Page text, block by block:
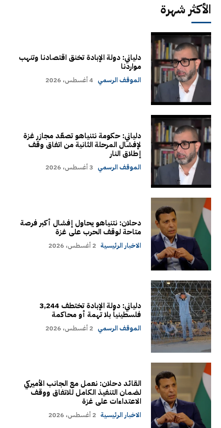
الأكثر شهرة
دلياني: دولة الإبادة تخنق اقتصادنا وتنهب
مواردنا
الموقف الرسمي 4 أغسطس، 2026
دلياني: حكومة نتنياهو تصعّد مجازر غزة
لإفشال المرحلة الثانية من اتفاق وقف
إطلاق النار
الموقف الرسمي 3 أغسطس، 2026
دحلان: نتنياهو يحاول إفشال أكبر فرصة
متاحة لوقف الحرب على غزة
الاخبار الرئيسية 2 أغسطس، 2026
دلياني: دولة الإبادة تختطف 3,244
فلسطينياً بلا تهمة أو محاكمة
الموقف الرسمي 2 أغسطس، 2026
القائد دحلان: نعمل مع الجانب الأميركي
لضمان التنفيذ الكامل للاتفاق ووقف
الاعتداءات على غزة
الاخبار الرئيسية 2 أغسطس، 2026